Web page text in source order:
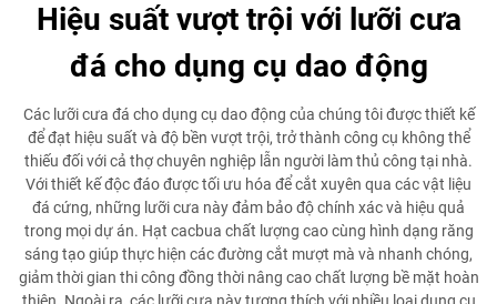
Hiệu suất vượt trội với lưỡi cưa
đá cho dụng cụ dao động
Các lưỡi cưa đá cho dụng cụ dao động của chúng tôi được thiết kế
để đạt hiệu suất và độ bền vượt trội, trở thành công cụ không thể
thiếu đối với cả thợ chuyên nghiệp lẫn người làm thủ công tại nhà.
Với thiết kế độc đáo được tối ưu hóa để cắt xuyên qua các vật liệu
đá cứng, những lưỡi cưa này đảm bảo độ chính xác và hiệu quả
trong mọi dự án. Hạt cacbua chất lượng cao cùng hình dạng răng
sáng tạo giúp thực hiện các đường cắt mượt mà và nhanh chóng,
giảm thời gian thi công đồng thời nâng cao chất lượng bề mặt hoàn